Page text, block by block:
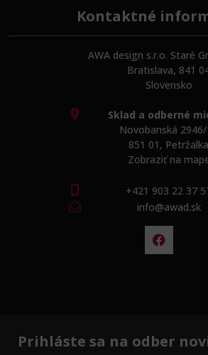
Kontaktné
AWA design s.r.o. Staré
Bratislava, 841
Slovensko
Sklad a odberné
Novobanská
851 01, Petržalka
Zobraziť na
+421 903 22 37
info@awad.sk
Prihláste sa na odber